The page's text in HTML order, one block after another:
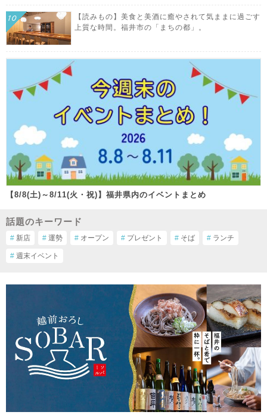
【読みもの】美食と美酒に癒やされて気ままに過ごす
上質な時間。福井市の「まちの都」。
【8/8(土)～8/11(火・祝)】福井県内のイベントまとめ
話題のキーワード
# 新店 # 運勢 # オープン # プレゼント # そば # ランチ
# 週末イベント